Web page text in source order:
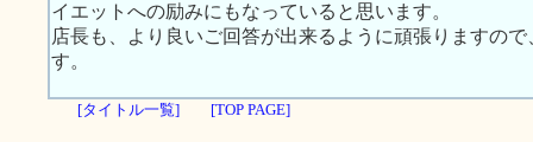
イエットへの励みにもなっていると思います。
店長も、より良いご回答が出来るように頑張りますの
す。
[タイトル一覧] [TOP PAGE]